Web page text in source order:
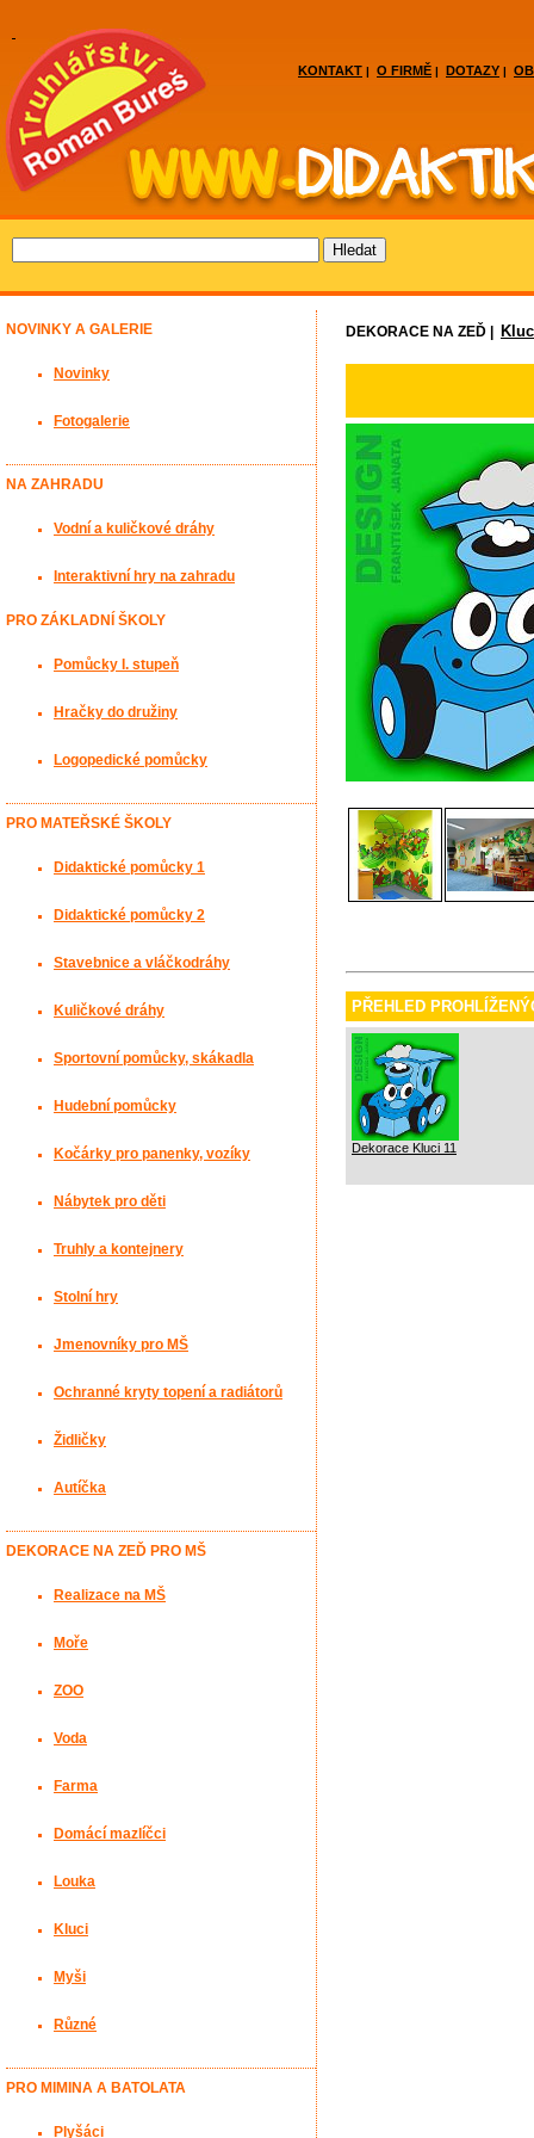
KONTAKT | O FIRMĚ | DOTAZY |
DEKORACE NA ZEĎ |
PŘEHLED
Dekorace Kluci 11
NOVINKY A GALERIE
Novinky
Fotogalerie
NA ZAHRADU
Vodní a kuličkové dráhy
Interaktivní hry na zahradu
PRO ZÁKLADNÍ ŠKOLY
Pomůcky I. stupeň
Hračky do družiny
Logopedické pomůcky
PRO MATEŘSKÉ ŠKOLY
Didaktické pomůcky 1
Didaktické pomůcky 2
Stavebnice a vláčkodráhy
Kuličkové dráhy
Sportovní pomůcky, skákadla
Hudební pomůcky
Kočárky pro panenky, vozíky
Nábytek pro děti
Truhly a kontejnery
Stolní hry
Jmenovníky pro MŠ
Ochranné kryty topení a radiátorů
Židličky
Autíčka
DEKORACE NA ZEĎ PRO MŠ
Realizace na MŠ
Moře
ZOO
Voda
Farma
Domácí mazlíčci
Louka
Kluci
Myši
Různé
PRO MIMINA A BATOLATA
Plyšáci